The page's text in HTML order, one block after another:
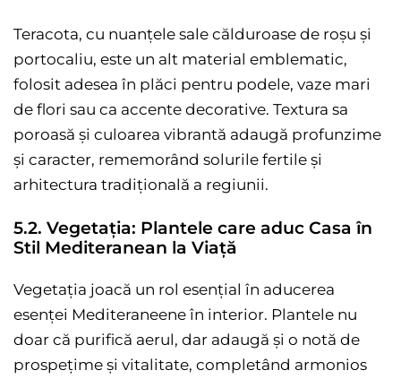
Teracota, cu nuanțele sale călduroase de roșu și
portocaliu, este un alt material emblematic,
folosit adesea în plăci pentru podele, vaze mari
de flori sau ca accente decorative. Textura sa
poroasă și culoarea vibrantă adaugă profunzime
și caracter, rememorând solurile fertile și
arhitectura tradițională a regiunii.
5.2. Vegetația: Plantele care aduc Casa în
Stil Mediteranean la Viață
Vegetația joacă un rol esențial în aducerea
esenței Mediteraneene în interior. Plantele nu
doar că purifică aerul, dar adaugă și o notă de
prospețime și vitalitate, completând armonios